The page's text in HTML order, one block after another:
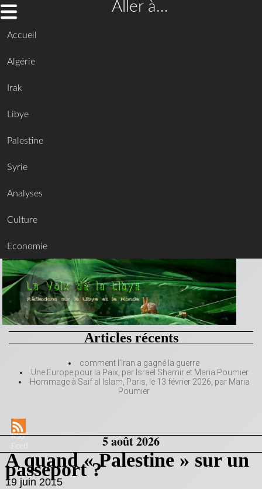
Aller à…
Accueil
Algérie
Irak
Libye
Palestine
Syrie
Analyses
Culture
Economie
Articles récents
comment l’Iran a gagné la guerre
Une Europe pour la Paix, par Israël Shamir et Maria Poumier
Hommage à Saif al Islam, Paris, le 13 février 2026, par Maria
Poumier
RSS
Feed
5 août 2026
A quand « Palestine » sur un
passeport ?
19 juin 2015